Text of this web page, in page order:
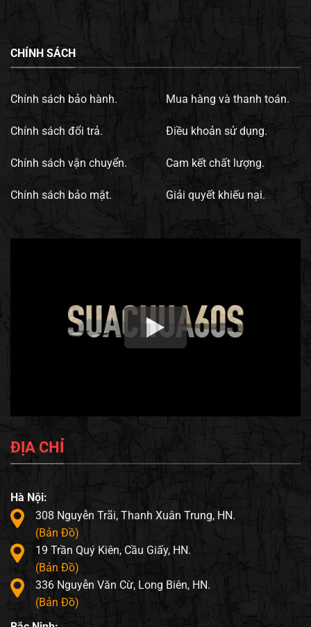
CHÍNH SÁCH
Chính sách bảo hành.
Chính sách đổi trả.
Chính sách vận chuyển.
Chính sách bảo mật.
Mua hàng và thanh toán.
Điều khoản sử dụng.
Cam kết chất lượng.
Giải quyết khiếu nại.
ĐỊA CHỈ
Hà Nội:
308 Nguyễn Trãi, Thanh Xuân Trung, HN.
(Bản Đồ)
19 Trần Quý Kiên, Cầu Giấy, HN.
(Bản Đồ)
336 Nguyễn Văn Cừ, Long Biên, HN.
(Bản Đồ)